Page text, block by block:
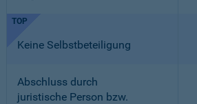
TOP
Keine Selbstbeteiligung
Abschluss durch
juristische Person bzw.